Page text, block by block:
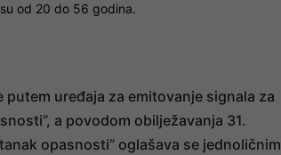
od 20 do 56 godina.
uređaja za emitovanje signala za
a povodom obilježavanja 31.
opasnosti” oglašava se jednoličnim